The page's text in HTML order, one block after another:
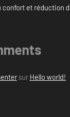
confort et réduction
sur Hello world!